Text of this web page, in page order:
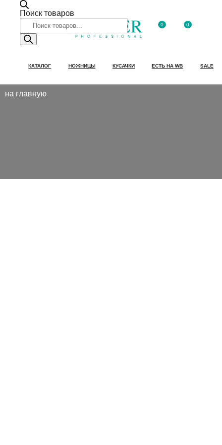
Поиск товаров
0 0
КАТАЛОГ НОЖНИЦЫ КУСАЧКИ ЕСТЬ НА WB SALE
на главную